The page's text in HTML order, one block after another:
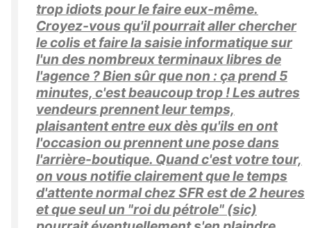
trop idiots pour le faire eux-même.
Croyez-vous qu'il pourrait aller chercher
le colis et faire la saisie informatique sur
l'un des nombreux terminaux libres de
l'agence ? Bien sûr que non : ça prend 5
minutes, c'est beaucoup trop ! Les autres
vendeurs prennent leur temps,
plaisantent entre eux dès qu'ils en ont
l'occasion ou prennent une pose dans
l'arrière-boutique. Quand c'est votre tour,
on vous notifie clairement que le temps
d'attente normal chez SFR est de 2 heures
et que seul un "roi du pétrole" (sic)